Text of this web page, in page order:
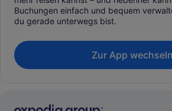
Buchungen einfach und bequem
du gerade unterwegs bist.
Zur App wechseln